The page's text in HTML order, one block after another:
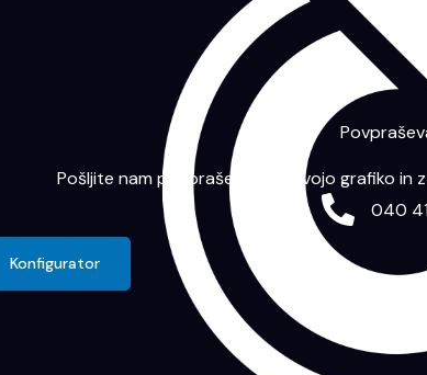
Pošljite nam povpraševanje s svojo grafiko in
040
Konfigurator